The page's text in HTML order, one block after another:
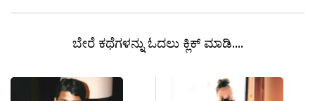
ಬೇರೆ ಕಥೆಗಳನ್ನು ಓದಲು ಕ್ಲಿಕ್ ಮಾಡಿ....